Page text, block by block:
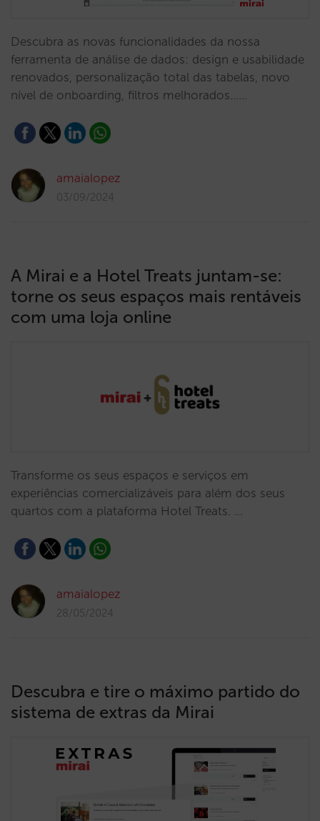
Descubra as novas funcionalidades da nossa
ferramenta de análise de dados: design e usabilidade
renovados, personalização total das tabelas, novo
nível de onboarding, filtros melhorados...…
amaialopez
03/09/2024
A Mirai e a Hotel Treats juntam-se:
torne os seus espaços mais rentáveis
com uma loja online
Transforme os seus espaços e serviços em
experiências comercializáveis para além dos seus
quartos com a plataforma Hotel Treats. …
amaialopez
28/05/2024
Descubra e tire o máximo partido do
sistema de extras da Mirai